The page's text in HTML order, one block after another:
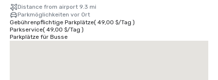
Distance from airport 9.3 mi
Parkmöglichkeiten vor Ort
Gebührenpflichtige Parkplätze( 49,00 $/Tag )
Parkservice( 49,00 $/Tag )
Parkplätze für Busse